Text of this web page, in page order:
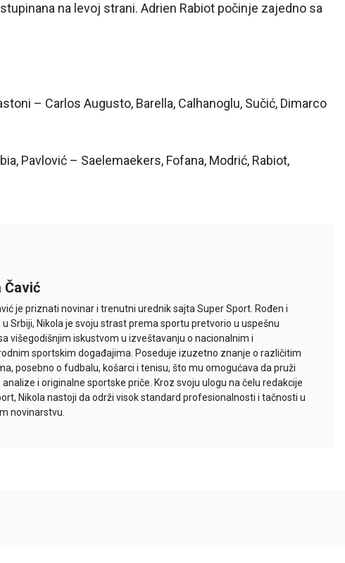
na levoj strani. Adrien Rabiot počinje zajedno sa
– Carlos Augusto, Barella, Calhanoglu, Sučić, Dimarco
Pavlović – Saelemaekers, Fofana, Modrić, Rabiot,
Čavić
je priznati novinar i trenutni urednik sajta Super Sport. Rođen i
Srbiji, Nikola je svoju strast prema sportu pretvorio u uspešnu
višegodišnjim iskustvom u izveštavanju o nacionalnim i
sportskim događajima. Poseduje izuzetno znanje o različitim
posebno o fudbalu, košarci i tenisu, što mu omogućava da pruži
i originalne sportske priče. Kroz svoju ulogu na čelu redakcije
Nikola nastoji da održi visok standard profesionalnosti i tačnosti u
novinarstvu.